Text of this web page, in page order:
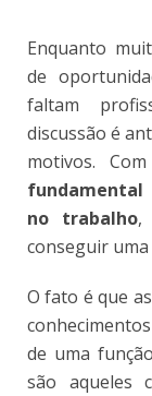
Enquanto
de
faltam
discussão é
motivos.
no trabalho,
conseguir uma
O fato é que
de uma
são aqueles